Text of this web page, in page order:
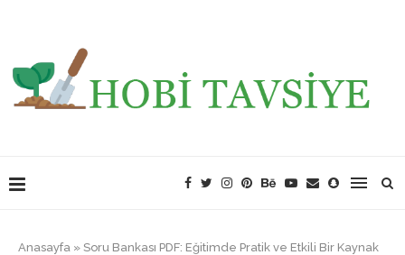
Anasayfa » Soru Bankası PDF: Eğitimde Pratik ve Etkili Bir Kaynak